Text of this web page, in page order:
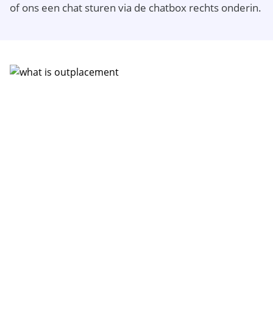
of ons een chat sturen via de chatbox rechts onderin.